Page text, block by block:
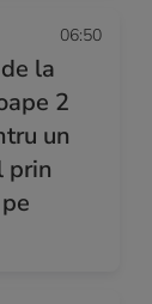
06:50
la
2
un
prin